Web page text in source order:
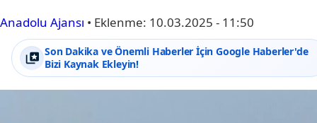
Anadolu Ajansı • Eklenme: 10.03.2025 - 11:50
Son Dakika ve Önemli Haberler İçin Google Haberler'de
Bizi Kaynak Ekleyin!